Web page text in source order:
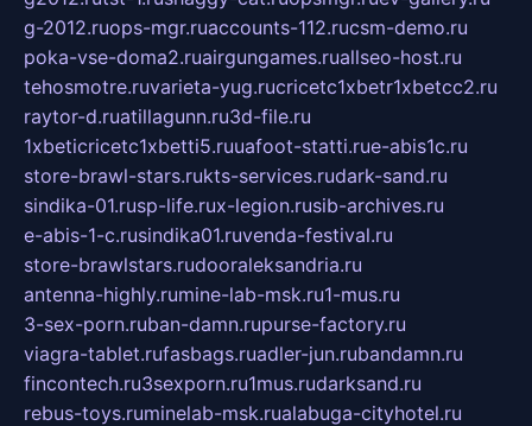
g-2012.ruops-mgr.ruaccounts-112.rucsm-demo.ru
poka-vse-doma2.ruairgungames.ruallseo-host.ru
tehosmotre.ruvarieta-yug.rucricetc1xbetr1xbetcc2.ru
raytor-d.ruatillagunn.ru3d-file.ru
1xbeticricetc1xbetti5.ruuafoot-statti.rue-abis1c.ru
store-brawl-stars.rukts-services.rudark-sand.ru
sindika-01.rusp-life.rux-legion.rusib-archives.ru
e-abis-1-c.rusindika01.ruvenda-festival.ru
store-brawlstars.rudooraleksandria.ru
antenna-highly.rumine-lab-msk.ru1-mus.ru
3-sex-porn.ruban-damn.rupurse-factory.ru
viagra-tablet.rufasbags.ruadler-jun.rubandamn.ru
fincontech.ru3sexporn.ru1mus.rudarksand.ru
rebus-toys.ruminelab-msk.rualabuga-cityhotel.ru